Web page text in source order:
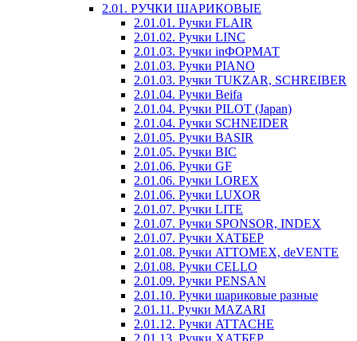
2.01. РУЧКИ ШАРИКОВЫЕ
2.01.01. Ручки FLAIR
2.01.02. Ручки LINC
2.01.03. Ручки inФОРМАТ
2.01.03. Ручки PIANO
2.01.03. Ручки TUKZAR, SCHREIBER
2.01.04. Ручки Beifa
2.01.04. Ручки PILOT (Japan)
2.01.04. Ручки SCHNEIDER
2.01.05. Ручки BASIR
2.01.05. Ручки BIC
2.01.06. Ручки GF
2.01.06. Ручки LOREX
2.01.06. Ручки LUXOR
2.01.07. Ручки LITE
2.01.07. Ручки SPONSOR, INDEX
2.01.07. Ручки ХАТБЕР
2.01.08. Ручки ATTOMEX, deVENTE
2.01.08. Ручки CELLO
2.01.09. Ручки PENSAN
2.01.10. Ручки шариковые разные
2.01.11. Ручки MAZARI
2.01.12. Ручки ATTACHE
2.01.13. Ручки ХАТБЕР